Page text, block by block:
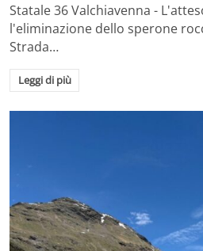
Statale 36 Valchiavenna -
l'eliminazione dello sperone
Strada…
Leggi di più